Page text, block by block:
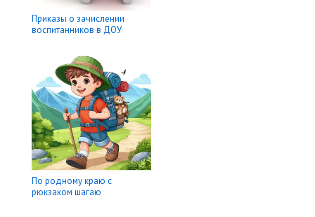
Приказы о зачислении
воспитанников в ДОУ
По родному краю с
рюкзаком шагаю